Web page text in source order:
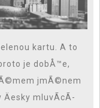
kartu. A to
je dobÅ™e,
jmÃ©nem
Äesky mluvÃ­cÃ­